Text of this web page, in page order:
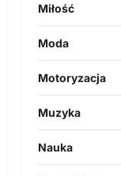
Miłość
Moda
Motoryzacja
Muzyka
Nauka